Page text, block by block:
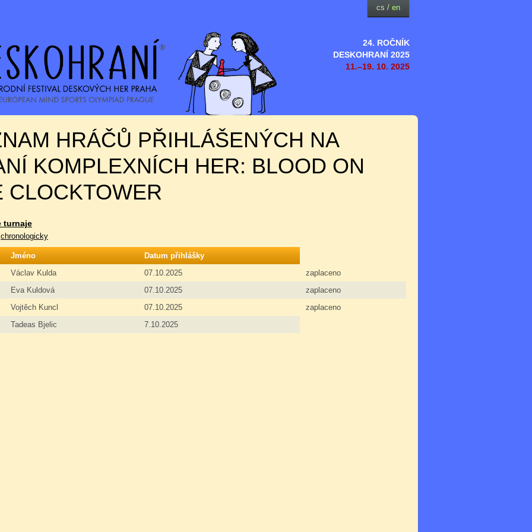
24. ROČNÍK
DESKOHRANÍ 2025
11.–19. 10. 2025
cs / en
HRÁČŮ PŘIHLÁŠENÝCH NA
KOMPLEXNÍCH HER: BLOOD ON
CLOCKTOWER
turnaje
chronologicky
Jméno
Datum přihlášky
Václav Kulda 07.10.2025
zaplaceno
Eva Kuldová 07.10.2025
zaplaceno
Vojtěch Kuncl 07.10.2025
zaplaceno
Tadeas Bjelic 7.10.2025